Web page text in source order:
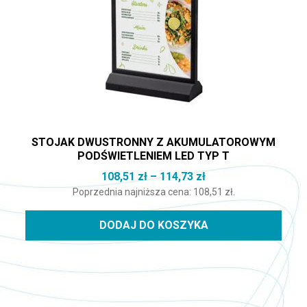
STOJAK DWUSTRONNY Z AKUMULATOROWYM
PODŚWIETLENIEM LED TYP T
108,51 zł – 114,73złZakres cen: od
Poprzednia najniższa cena: 108,51 zł.
DODAJ DO KOSZYKA